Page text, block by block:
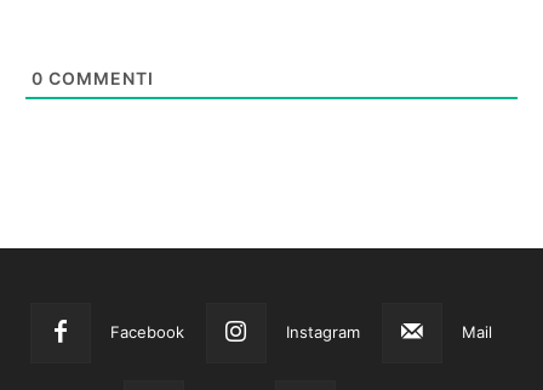
0 COMMENTI
Facebook Instagram Mail